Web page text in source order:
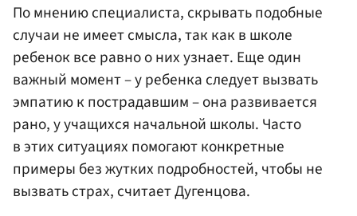
По мнению специалиста, скрывать подобные
случаи не имеет смысла, так как в школе
ребенок все равно о них узнает. Еще один
важный момент – у ребенка следует вызвать
эмпатию к пострадавшим – она развивается
рано, у учащихся начальной школы. Часто
в этих ситуациях помогают конкретные
примеры без жутких подробностей, чтобы не
вызвать страх, считает Дугенцова.